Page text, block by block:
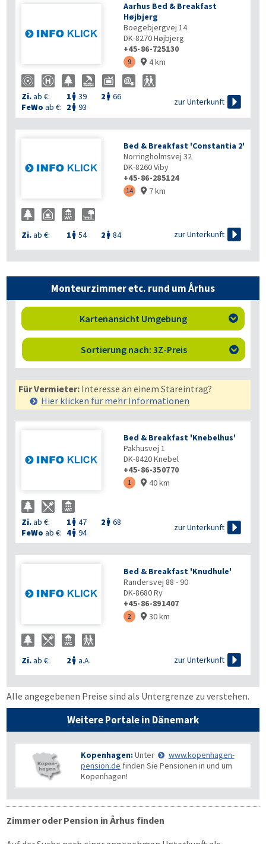
Aarhus Bed & Breakfast
Højbjerg
Boegebjergvej 14
DK-8270Højbjerg
+45-86-725130
9  4 km
Zi.ab €: 1  39 2  66
FeWo ab €: 2  93
zur Unterkunft 
Bed & Breakfast 'Constantia 2'
Norringholmsvej 32
DK-8260Viby
+45-86-285124
14  7 km
Zi.ab €: 1  54 2  84 zur Unterkunft 
Monteurzimmer etc. rund um Århus
Kartenansicht Umgebung 
Sortierung nach: 3Z-Preis 
Für Vermieter: Interesse an einem Stareintrag?
Hier klicken für mehr Informationen
Bed & Breakfast 'Knebelhus'
Pakhusvej 1
DK-8420Knebel
+45-86-350770
1  40 km
Zi.ab €: 1  47 2  68
FeWo ab €: 4 94
zur Unterkunft 
Bed & Breakfast 'Knudhule'
Randersvej 88 - 90
DK-8680Ry
+45-86-891407
2  30 km
Zi.ab €: 2  a.A. zur Unterkunft 
Alle angegebenen Preise sind als Untergrenze zu verstehen.
Weitere Portale in Dänemark
Kopenhagen: Unter
www.kopenhagen-
pension.de finden Sie Pensionen in und um
Kopenhagen!
Zimmer oder Pension in Århus finden